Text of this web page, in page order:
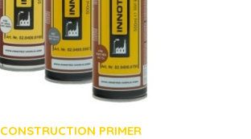
CONSTRUCTION PRIMER